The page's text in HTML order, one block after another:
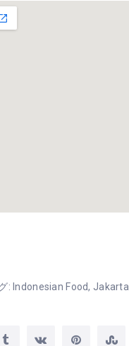
: Indonesian Food, Jakarta